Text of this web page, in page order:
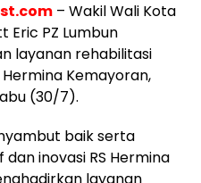
– Wakil Wali Kota
Eric PZ Lumbun
layanan rehabilitasi
Kemayoran,
(30/7).
baik serta
inovasi RS Hermina